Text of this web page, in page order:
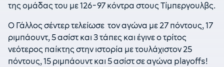
της ομάδας του με 126-97 κόντρα στους Τίμπεργουλβς.
Ο Γάλλος σέντερ τελείωσε τον αγώνα με 27 πόντους, 17
ριμπάουντ, 5 ασίστ και 3 τάπες και έγινε ο τρίτος
νεότερος παίκτης στην ιστορία με τουλάχιστον 25
πόντους, 15 ριμπάουντ και 5 ασίστ σε αγώνα playoffs!